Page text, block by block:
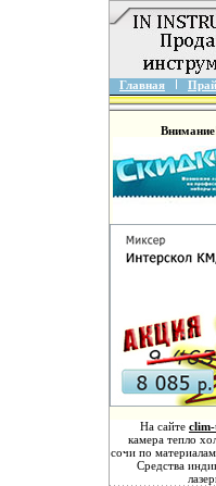
Главная
На сайте
камера тепло
сочи по материалам
Средства